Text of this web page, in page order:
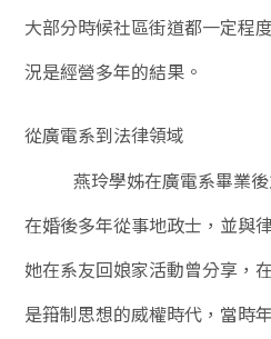
大部分時候社區街道都一定程
況是經營多年的結果。
從廣電系到法律領域
燕玲學姊在廣電系畢業
在婚後多年從事地政士，並與
她在系友回娘家活動曾分享，
是箝制思想的威權時代，當時